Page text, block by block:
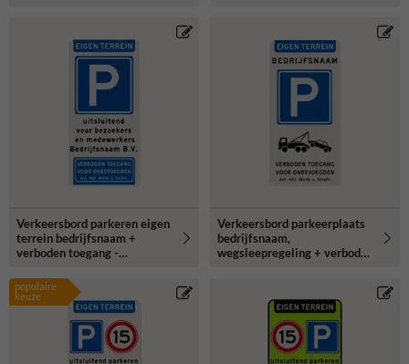
Verkeersbord parkeren eigen
terrein bedrijfsnaam +
verboden toegang -
Verkeersbord parkeerplaats
bedrijfsnaam,
wegsleepregeling + verboden
populaire
keuze